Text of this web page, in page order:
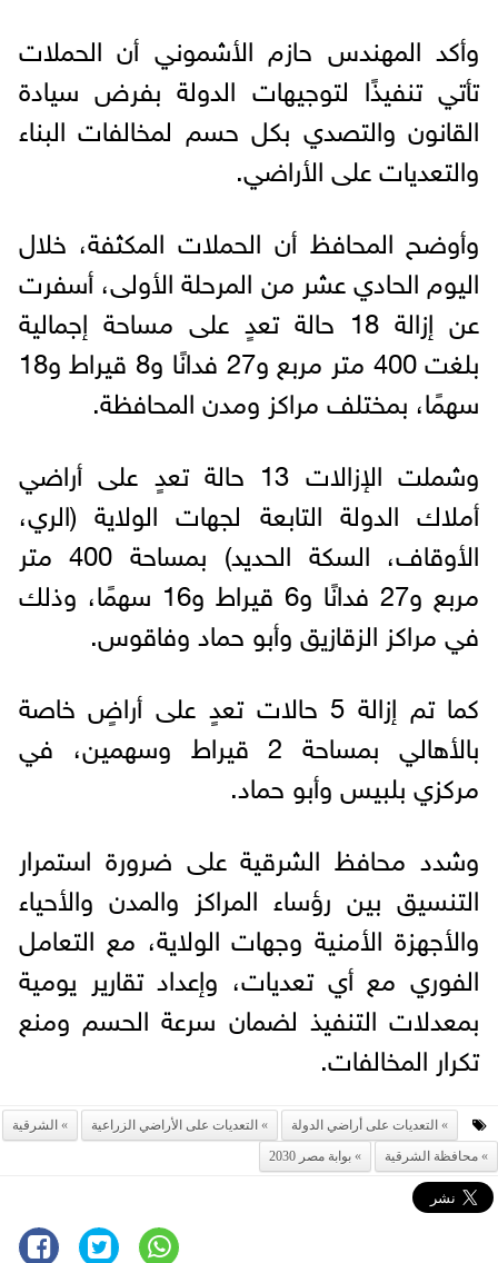
وأكد المهندس حازم الأشموني أن الحملات
تأتي تنفيذًا لتوجيهات الدولة بفرض سيادة
القانون والتصدي بكل حسم لمخالفات البناء
والتعديات على الأراضي.
وأوضح المحافظ أن الحملات المكثفة، خلال
اليوم الحادي عشر من المرحلة الأولى، أسفرت
عن إزالة 18 حالة تعدٍ على مساحة إجمالية
بلغت 400 متر مربع و27 فدانًا و8 قيراط و18
سهمًا، بمختلف مراكز ومدن المحافظة.
وشملت الإزالات 13 حالة تعدٍ على أراضي
أملاك الدولة التابعة لجهات الولاية (الري،
الأوقاف، السكة الحديد) بمساحة 400 متر
مربع و27 فدانًا و6 قيراط و16 سهمًا، وذلك
في مراكز الزقازيق وأبو حماد وفاقوس.
كما تم إزالة 5 حالات تعدٍ على أراضٍ خاصة
بالأهالي بمساحة 2 قيراط وسهمين، في
مركزي بلبيس وأبو حماد.
وشدد محافظ الشرقية على ضرورة استمرار
التنسيق بين رؤساء المراكز والمدن والأحياء
والأجهزة الأمنية وجهات الولاية، مع التعامل
الفوري مع أي تعديات، وإعداد تقارير يومية
بمعدلات التنفيذ لضمان سرعة الحسم ومنع
تكرار المخالفات.
التعديات على أراضي الدولة التعديات على الأراضي الزراعية
الشرقية
محافظة الشرقية
بوابة مصر 2030